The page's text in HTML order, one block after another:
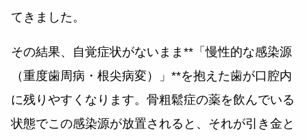
てきました。
その結果、自覚症状がないまま**「慢性的な感染源
（重度歯周病・根尖病変）」**を抱えた歯が口腔内
に残りやすくなります。骨粗鬆症の薬を飲んでいる
状態でこの感染源が放置されると、それが引き金と